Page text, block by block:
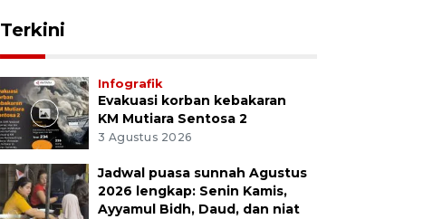
Terkini
Infografik
Evakuasi korban kebakaran
KM Mutiara Sentosa 2
3 Agustus 2026
Jadwal puasa sunnah Agustus
2026 lengkap: Senin Kamis,
Ayyamul Bidh, Daud, dan niat